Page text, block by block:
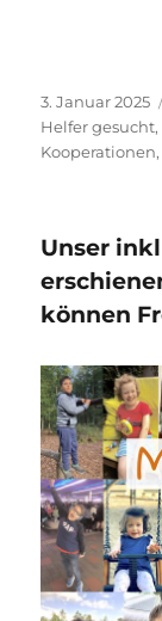
Veröffentlicht
am
3. Januar 2025
Helfer gesucht,
Kooperationen,
Unser
können